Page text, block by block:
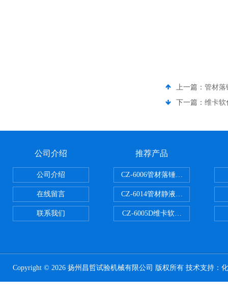
上一篇： 管材落
下一篇： 维卡软
公司介绍
公司介绍
在线留言
联系我们
推荐产品
CZ-6006管材落锤冲击试验机
CZ-6014管材静液压爆破试验机
CZ-6005D维卡软化点温度测定仪
Copyright © 2026 扬州昌哲试验机械有限公司 版权所有 技术支持：